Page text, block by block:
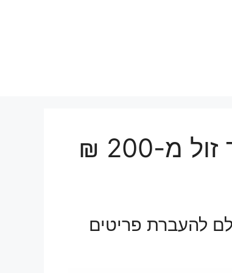
הובלות קטנות באודים מחיר זול מ-200 ₪
להעברת פריטים